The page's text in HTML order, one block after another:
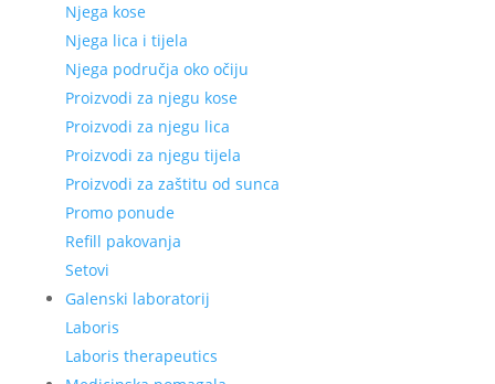
Njega kose
Njega lica i tijela
Njega područja oko očiju
Proizvodi za njegu kose
Proizvodi za njegu lica
Proizvodi za njegu tijela
Proizvodi za zaštitu od sunca
Promo ponude
Refill pakovanja
Setovi
Galenski laboratorij
Laboris
Laboris therapeutics